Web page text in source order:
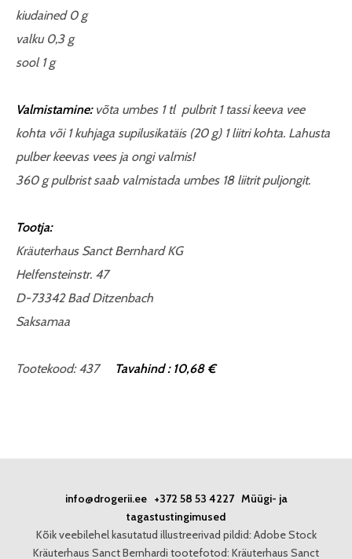
kiudained 0 g
valku 0,3 g
sool 1 g
Valmistamine: võta umbes 1 tl pulbrit 1 tassi keeva vee
kohta või 1 kuhjaga supilusikatäis (20 g) 1 liitri kohta. Lahusta
pulber keevas vees ja ongi valmis!
360 g pulbrist saab valmistada umbes 18 liitrit puljongit.
Tootja:
Kräuterhaus Sanct Bernhard KG
Helfensteinstr. 47
D-73342 Bad Ditzenbach
Saksamaa
Tootekood:437 Tavahind : 10,68 €
info@drogerii.ee+372 58 53 4227 Müügi- ja
tagastustingimused
Kõik veebilehel kasutatud illustreerivad pildid: Adobe Stock
Kräuterhaus Sanct Bernhardi tootefotod: Kräuterhaus Sanct